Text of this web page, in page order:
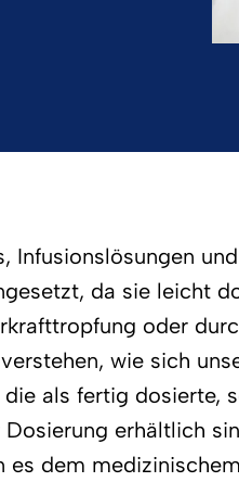
Infusionslösungen
da sie leicht
oder
wie sich
als fertig dosierte,
erhältlich
dem